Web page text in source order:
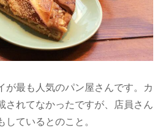
が最も人気のパン屋さんです。カ
されてなかったですが、店員さん
ているとのこと。